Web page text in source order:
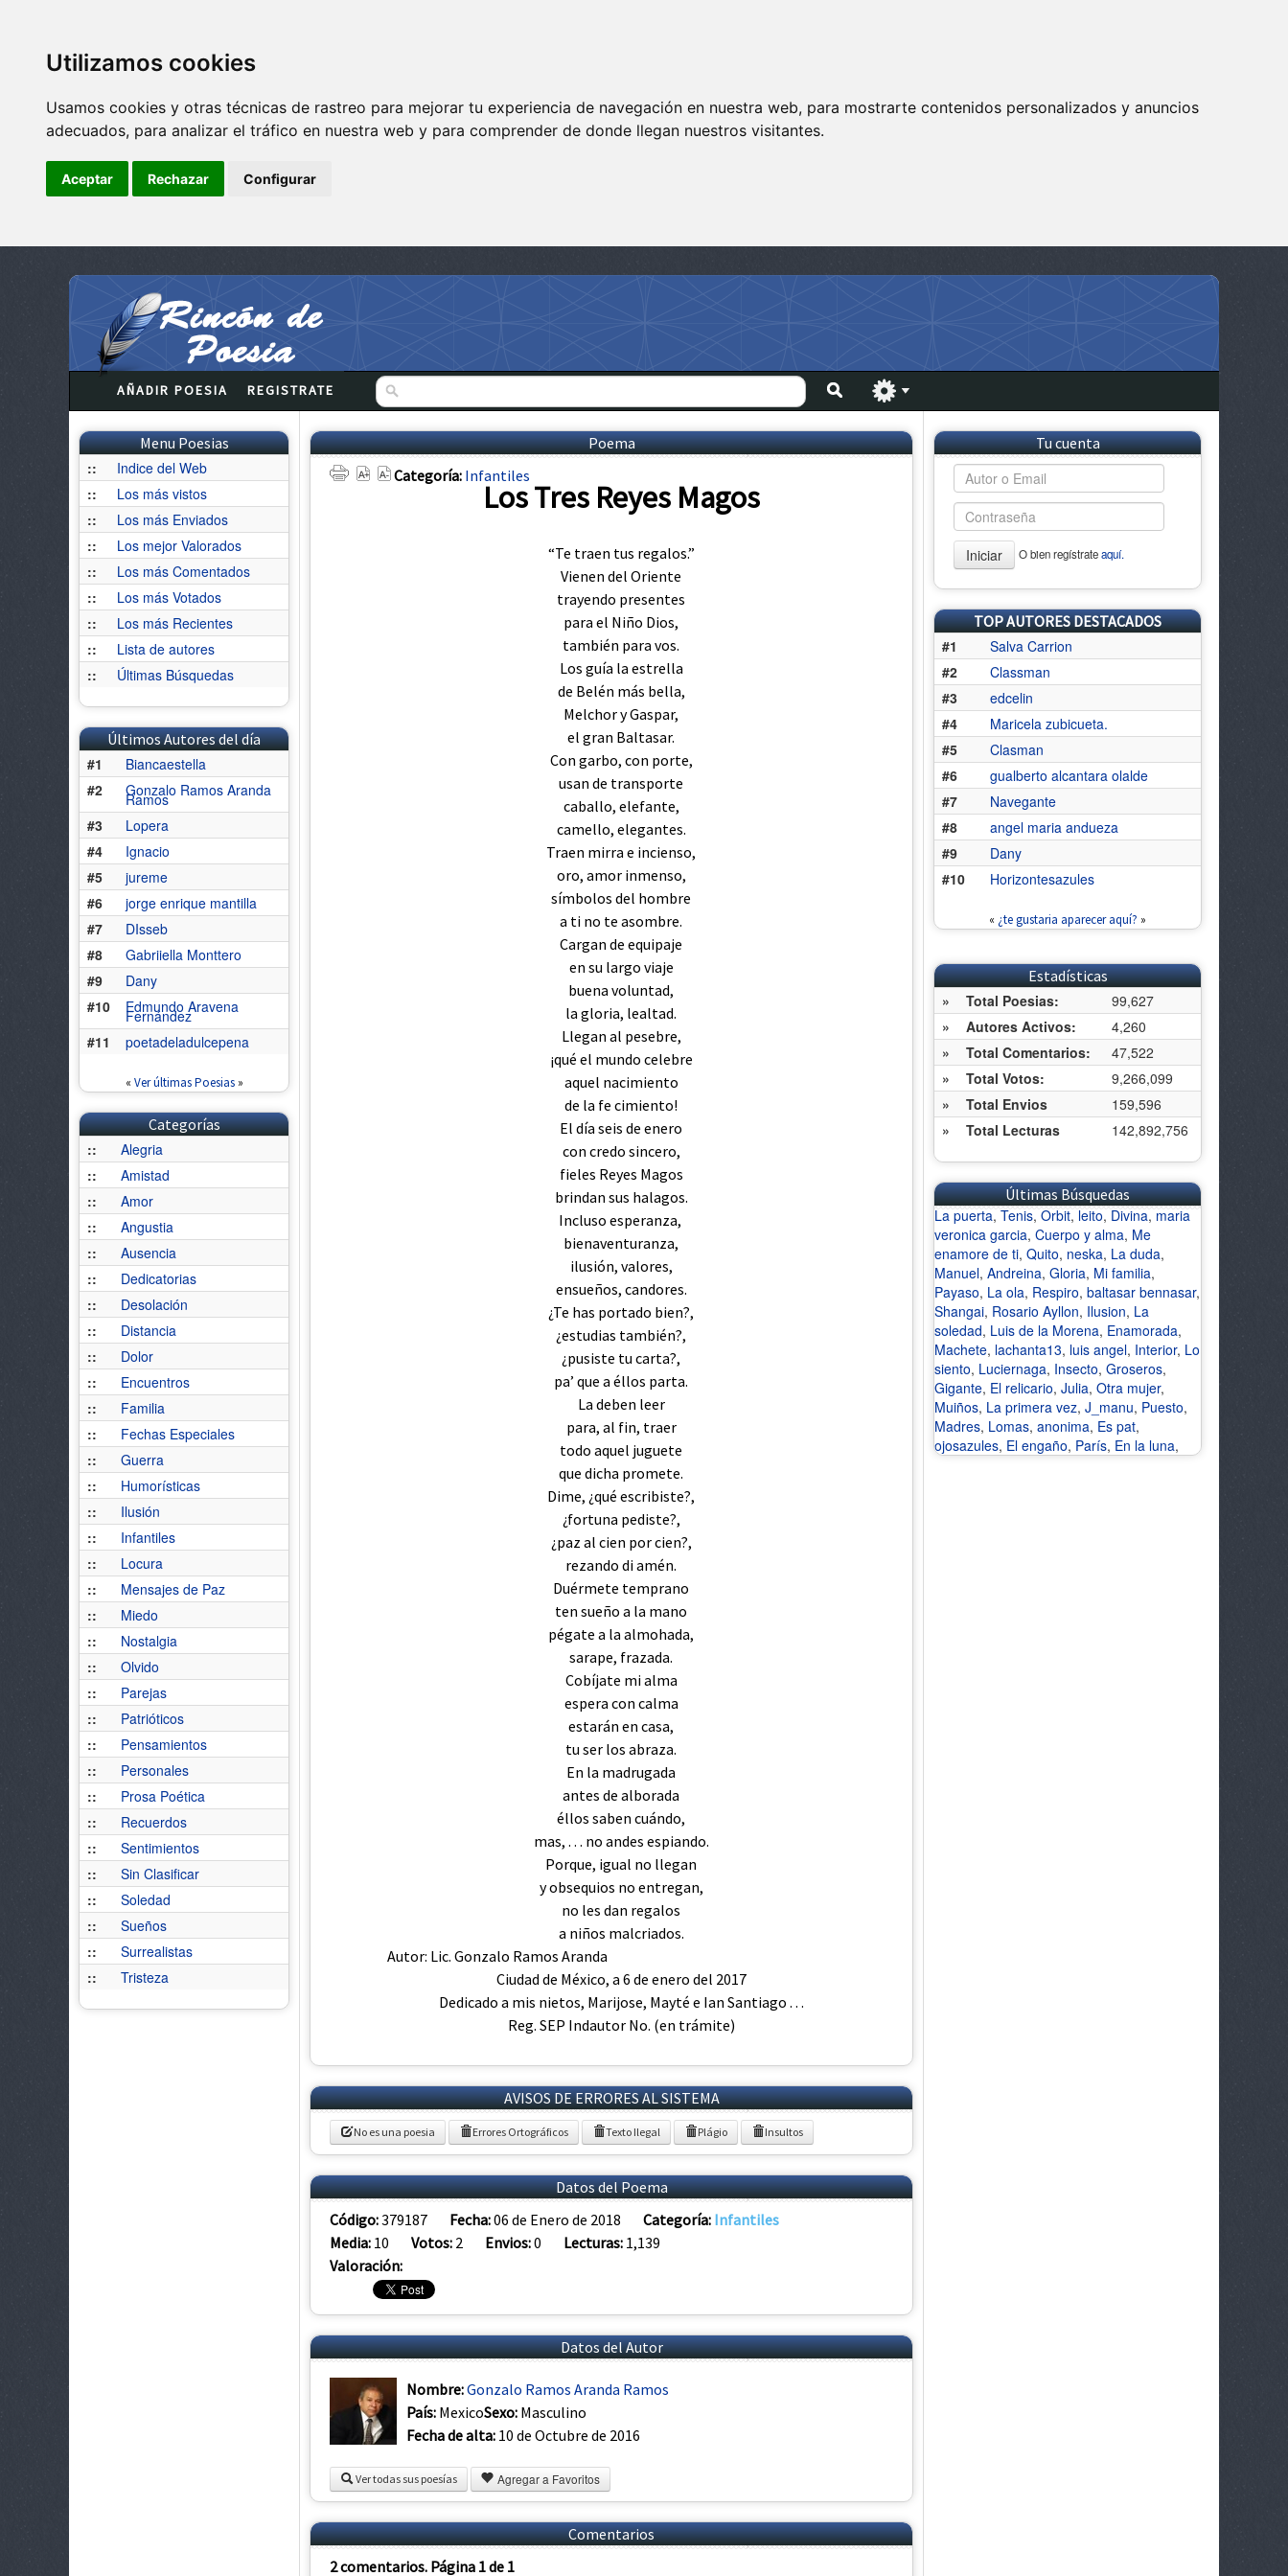
Utilizamos cookies
Usamos cookies y otras técnicas de rastreo para mejorar tu experiencia de navegación en nuestra web, para mostrarte contenidos personalizados y anuncios
adecuados, para analizar el tráfico en nuestra web y para comprender de donde llegan nuestros visitantes.
Aceptar Rechazar Configurar
AÑADIR POESIA REGISTRATE
Menu Poesias
::
Indice del Web
::
Los más vistos
::
Los más Enviados
::
Los mejor Valorados
::
Los más Comentados
::
Los más Votados
::
Los más Recientes
::
Lista de autores
::
Últimas Búsquedas
Últimos Autores del día
#1
Biancaestella
#2
Gonzalo Ramos Aranda
Ramos
#3
Lopera
#4
Ignacio
#5
jureme
#6
jorge enrique mantilla
#7
DIsseb
#8
Gabriiella Monttero
#9
Dany
#10
Edmundo Aravena
Fernández
#11
poetadeladulcepena
« Ver últimas Poesias»
Categorías
::
Alegria
::
Amistad
::
Amor
::
Angustia
::
Ausencia
::
Dedicatorias
::
Desolación
::
Distancia
::
Dolor
::
Encuentros
::
Familia
::
Fechas Especiales
::
Guerra
::
Humorísticas
::
Ilusión
::
Infantiles
::
Locura
::
Mensajes de Paz
::
Miedo
::
Nostalgia
::
Olvido
::
Parejas
::
Patrióticos
::
Pensamientos
::
Personales
::
Prosa Poética
::
Recuerdos
::
Sentimientos
::
Sin Clasificar
::
Soledad
::
Sueños
::
Surrealistas
::
Tristeza
Poema
Categoría: Infantiles
Los Tres Reyes Magos
“Te traen tus regalos.”
Vienen del Oriente
trayendo presentes
para el Niño Dios,
también para vos.
Los guía la estrella
de Belén más bella,
Melchor y Gaspar,
el gran Baltasar.
Con garbo, con porte,
usan de transporte
caballo, elefante,
camello, elegantes.
Traen mirra e incienso,
oro, amor inmenso,
símbolos del hombre
a ti no te asombre.
Cargan de equipaje
en su largo viaje
buena voluntad,
la gloria, lealtad.
Llegan al pesebre,
¡qué el mundo celebre
aquel nacimiento
de la fe cimiento!
El día seis de enero
con credo sincero,
fieles Reyes Magos
brindan sus halagos.
Incluso esperanza,
bienaventuranza,
ilusión, valores,
ensueños, candores.
¿Te has portado bien?,
¿estudias también?,
¿pusiste tu carta?,
pa’ que a éllos parta.
La deben leer
para, al fin, traer
todo aquel juguete
que dicha promete.
Dime, ¿qué escribiste?,
¿fortuna pediste?,
¿paz al cien por cien?,
rezando di amén.
Duérmete temprano
ten sueño a la mano
pégate a la almohada,
sarape, frazada.
Cobíjate mi alma
espera con calma
estarán en casa,
tu ser los abraza.
En la madrugada
antes de alborada
éllos saben cuándo,
mas, . . . no andes espiando.
Porque, igual no llegan
y obsequios no entregan,
no les dan regalos
a niños malcriados.
Autor: Lic. Gonzalo Ramos Aranda
Ciudad de México, a 6 de enero del 2017
Dedicado a mis nietos, Marijose, Mayté e Ian Santiago . . .
Reg. SEP Indautor No. (en trámite)
AVISOS DE ERRORES AL SISTEMA
No es una poesia Errores Ortográficos Texto Ilegal Plágio Insultos
Datos del Poema
Código:379187 Fecha:06 de Enero de 2018 Categoría: Infantiles
Media: 10 Votos: 2 Envios:0 Lecturas: 1,139
Valoración:
Datos del Autor
Nombre:Gonzalo Ramos Aranda Ramos
País: MexicoSexo: Masculino
Fecha de alta: 10 de Octubre de 2016
Ver todas sus poesías Agregar a Favoritos
Comentarios
2 comentarios. Página 1 de 1
Tu cuenta
Iniciar O bien regístrateaquí.
TOP AUTORES DESTACADOS
#1
Salva Carrion
#2
Classman
#3
edcelin
#4
Maricela zubicueta.
#5
Clasman
#6
gualberto alcantara olalde
#7
Navegante
#8
angel maria andueza
#9
Dany
#10
Horizontesazules
« ¿te gustaria aparecer aquí? »
Estadísticas
»
Total Poesias:
99,627
»
Autores Activos:
4,260
»
Total Comentarios:
47,522
»
Total Votos:
9,266,099
»
Total Envios
159,596
»
Total Lecturas 142,892,756
Últimas Búsquedas
La puerta, Tenis, Orbit, leito, Divina, maria
veronica garcia, Cuerpo y alma, Me
enamore de ti, Quito, neska, La duda,
Manuel, Andreina, Gloria, Mi familia,
Payaso, La ola, Respiro, baltasar bennasar,
Shangai, Rosario Ayllon, Ilusion, La
soledad, Luis de la Morena, Enamorada,
Machete, lachanta13, luis angel, Interior, Lo
siento, Luciernaga, Insecto, Groseros,
Gigante, El relicario, Julia, Otra mujer,
Muiños, La primera vez, J_manu, Puesto,
Madres, Lomas, anonima, Es pat,
ojosazules, El engaño, París, En la luna,